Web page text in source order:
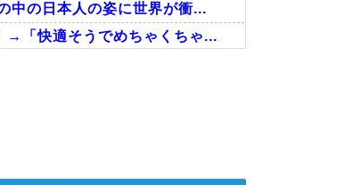
中の日本人の姿に世界が衝...
→「快適そうでめちゃくちゃ...
覧ください・・・」→「」